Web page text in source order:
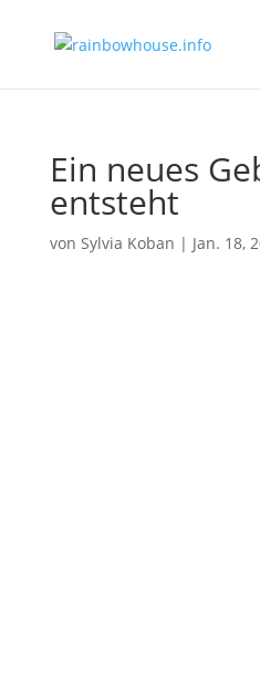
Ein neues
entsteht
von Sylvia Koban | Jan. 18,